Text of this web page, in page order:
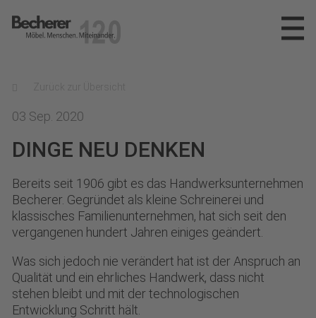
PLANUNG
INNENAUSBAU
MÖBELWERKSTÄTTEN
REFERENZEN
UNTERNEHMEN
DAS TEAM
PARTNER
AUSZEICHNUNGEN
NEWS
KARRIERE
STELLENANGEBOTE
AUSBILDUNG
KONTAKT
info@becherer.com
03 Sep. 2020
DINGE NEU DENKEN
Bereits seit 1906 gibt es das Handwerksunternehmen
Becherer. Gegründet als kleine Schreinerei und
klassisches Familienunternehmen, hat sich seit den
vergangenen hundert Jahren einiges geändert.
Was sich jedoch nie verändert hat ist der Anspruch an
Qualität und ein ehrliches Handwerk, dass nicht
stehen bleibt und mit der technologischen
Entwicklung Schritt hält.